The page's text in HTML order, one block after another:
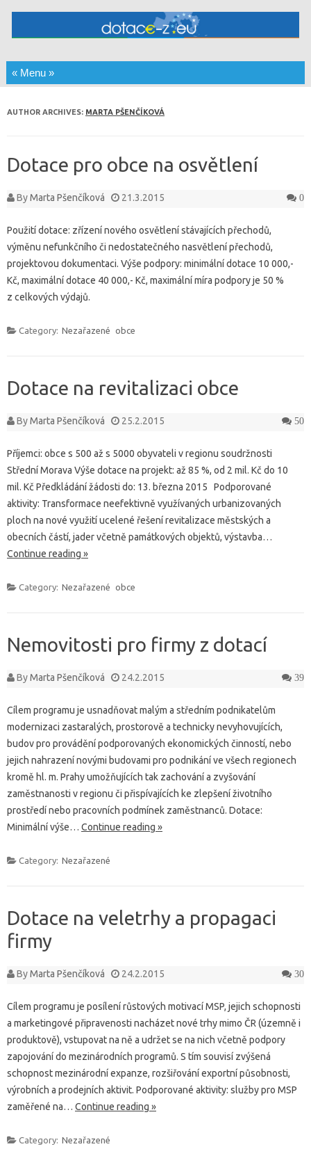
Skip to content
AUTHOR ARCHIVES: MARTA PŠENČÍKOVÁ
Dotace pro obce na osvětlení
ByMarta Pšenčíková 21.3.2015 0
Použití dotace: zřízení nového osvětlení stávajících přechodů,
výměnu nefunkčního či nedostatečného nasvětlení přechodů,
projektovou dokumentaci. Výše podpory: minimální dotace 10 000,-
Kč, maximální dotace 40 000,- Kč, maximální míra podpory je 50 %
z celkových výdajů.
Category: Nezařazené obce
Dotace na revitalizaci obce
ByMarta Pšenčíková 25.2.2015 50
Příjemci: obce s 500 až s 5000 obyvateli v regionu soudržnosti
Střední Morava Výše dotace na projekt: až 85 %, od 2 mil. Kč do 10
mil. Kč Předkládání žádosti do: 13. března 2015 Podporované
aktivity: Transformace neefektivně využívaných urbanizovaných
ploch na nové využití ucelené řešení revitalizace městských a
obecních částí, jader včetně památkových objektů, výstavba…
Continue reading »
Category: Nezařazené obce
Nemovitosti pro firmy z dotací
ByMarta Pšenčíková 24.2.2015 39
Cílem programu je usnadňovat malým a středním podnikatelům
modernizaci zastaralých, prostorově a technicky nevyhovujících,
budov pro provádění podporovaných ekonomických činností, nebo
jejich nahrazení novými budovami pro podnikání ve všech regionech
kromě hl. m. Prahy umožňujících tak zachování a zvyšování
zaměstnanosti v regionu či přispívajících ke zlepšení životního
prostředí nebo pracovních podmínek zaměstnanců. Dotace:
Minimální výše… Continue reading »
Category: Nezařazené
Dotace na veletrhy a propagaci
firmy
ByMarta Pšenčíková 24.2.2015 30
Cílem programu je posílení růstových motivací MSP, jejich schopnosti
a marketingové připravenosti nacházet nové trhy mimo ČR (územně i
produktově), vstupovat na ně a udržet se na nich včetně podpory
zapojování do mezinárodních programů. S tím souvisí zvýšená
schopnost mezinárodní expanze, rozšiřování exportní působnosti,
výrobních a prodejních aktivit. Podporované aktivity: služby pro MSP
zaměřené na… Continue reading »
Category: Nezařazené